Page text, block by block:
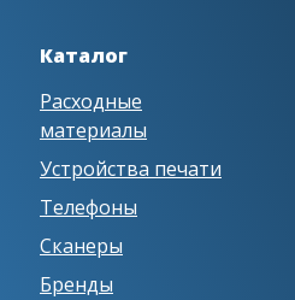
Каталог
Расходные
материалы
Устройства печати
Телефоны
Сканеры
Бренды